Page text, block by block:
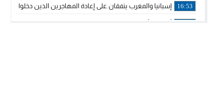
16:53 إسبانيا والمغرب يتفقان على إعادة المهاجرين الذين دخلوا سبتة